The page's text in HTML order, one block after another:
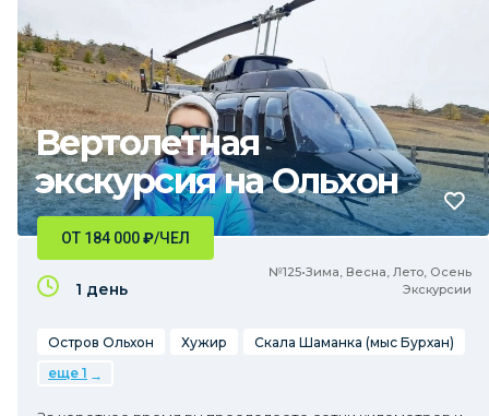
Вертолетная
экскурсия на Ольхон
№125•Зима, Весна, Лето, Осень
Экскурсии
ОТ 184 000₽/ЧЕЛ
1 день
Остров Ольхон Хужир
Скала Шаманка (мыс Бурхан)
еще 1